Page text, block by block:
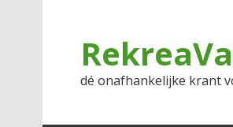
dé onafhankelijke krant